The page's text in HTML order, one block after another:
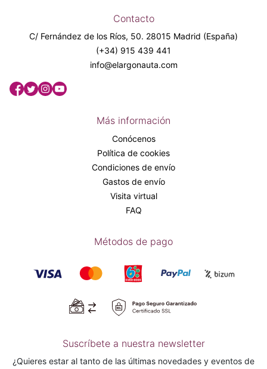
Contacto
C/ Fernández de los Ríos, 50. 28015 Madrid (España)
(+34) 915 439 441
info@elargonauta.com
Más información
Conócenos
Política de cookies
Condiciones de envío
Gastos de envío
Visita virtual
FAQ
Métodos de pago
Suscríbete a nuestra newsletter
¿Quieres estar al tanto de las últimas novedades y eventos de